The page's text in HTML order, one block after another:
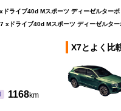
ドライブ40d Mスポーツ ディーゼルターボ
xドライブ40d Mスポーツ ディーゼルタ
1168km
X7とよく比